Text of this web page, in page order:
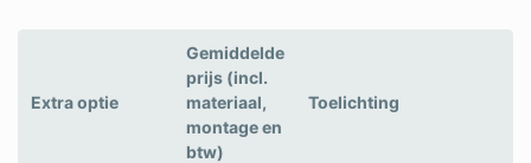
Extra optie
Gemiddelde
prijs (incl.
materiaal,
montage en
btw)
Toelichting